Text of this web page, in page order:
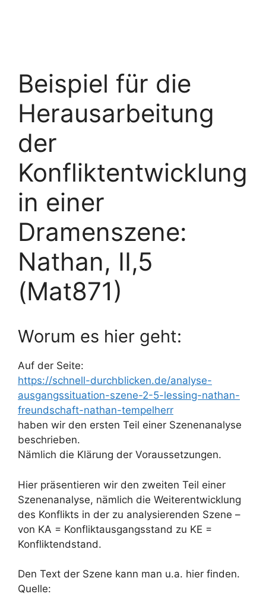
Beispiel für die
Herausarbeitung
der
Konfliktentwicklung
in einer
Dramenszene:
Nathan, II,5
(Mat871)
Worum es hier geht:
Auf der Seite:
https://schnell-durchblicken.de/analyse-
ausgangssituation-szene-2-5-lessing-nathan-
freundschaft-nathan-tempelherr
haben wir den ersten Teil einer Szenenanalyse
beschrieben.
Nämlich die Klärung der Voraussetzungen.
Hier präsentieren wir den zweiten Teil einer
Szenenanalyse, nämlich die Weiterentwicklung
des Konflikts in der zu analysierenden Szene –
von KA = Konfliktausgangsstand zu KE =
Konfliktendstand.
Den Text der Szene kann man u.a. hier finden.
Quelle: